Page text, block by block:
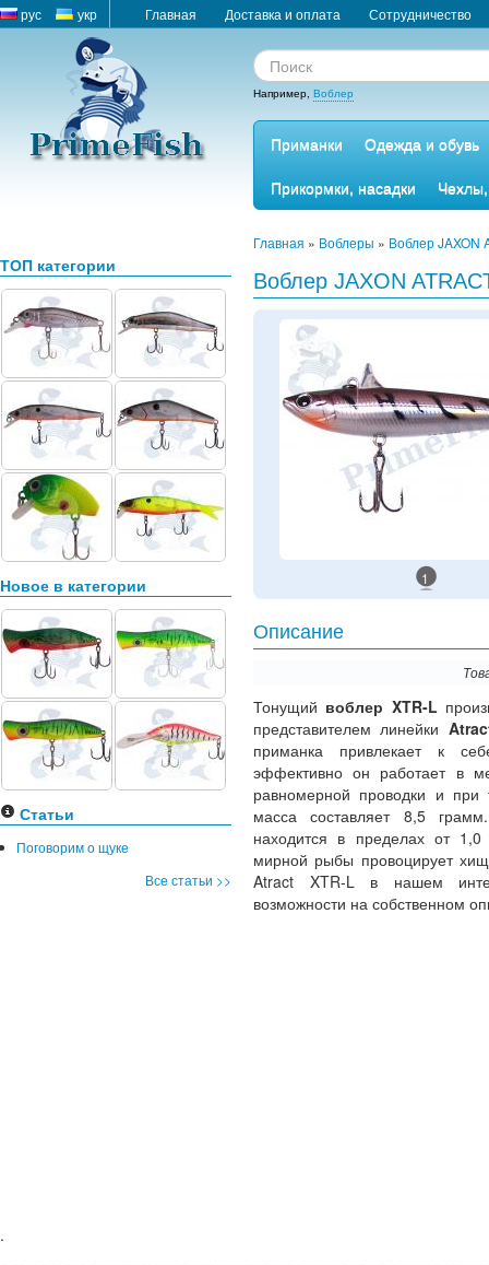
рус укр Главная Доставка и оплата Сотрудничество
Например, Воблер
Приманки
Одежда и обувь
Прикормки, насадки
ТОП категории
Новое в категории
Статьи
Поговорим о щуке
Все статьи >>
.
Главная » Воблеры » Воблер JAXON
Воблер JAXON
1
Описание
Тонущий воблер XTR-L
представителем линейки
приманка привлекает к
эффективно он работает в
равномерной проводки и
масса составляет 8,5
находится в пределах от
мирной рыбы провоцирует
Atract XTR-L в нашем
возможности на собственном